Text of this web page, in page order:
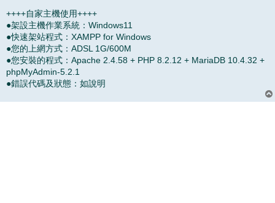
++++自家主機使用++++
●架設主機作業系統：Windows11
●快速架站程式：XAMPP for Windows
●您的上網方式：ADSL 1G/600M
●您安裝的程式：Apache 2.4.58 + PHP 8.2.12 + MariaDB 10.4.32 +
phpMyAdmin-5.2.1
●錯誤代碼及狀態：如說明